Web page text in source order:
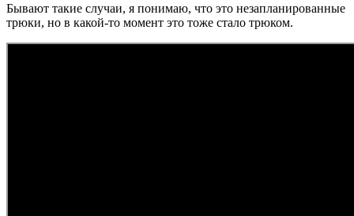
Бывают такие случаи, я понимаю, что это незапланированные
трюки, но в какой-то момент это тоже стало трюком.